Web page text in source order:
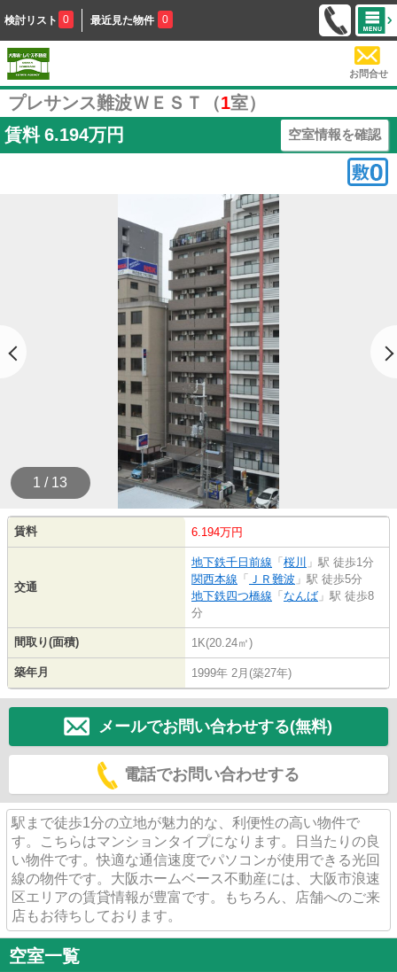
検討リスト 0 最近見た物件 0
お問合せ
プレサンス難波ＷＥＳＴ（1室）
賃料 6.194万円 空室情報を確認
1 / 13
賃料 6.194万円
交通
地下鉄千日前線 「 桜川 」駅 徒歩1分
関西本線 「 ＪＲ難波 」駅 徒歩5分
地下鉄四つ橋線 「 なんば 」駅 徒歩8
分
間取り(面積) 1K(20.24㎡)
築年月 1999年 2月(築27年)
メールでお問い合わせする(無料)
電話でお問い合わせする
駅まで徒歩1分の立地が魅力的な、利便性の高い物件で
す。こちらはマンションタイプになります。日当たりの良
い物件です。快適な通信速度でパソコンが使用できる光回
線の物件です。大阪ホームベース不動産には、大阪市浪速
区エリアの賃貸情報が豊富です。もちろん、店舗へのご来
店もお待ちしております。
空室一覧